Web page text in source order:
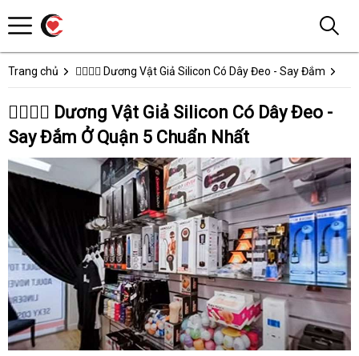
Trang chủ 👩‍❤️‍💋‍👨 Dương Vật Giả Silicon Có Dây Đeo - Say Đắm
👩‍❤️‍💋‍👨 Dương Vật Giả Silicon Có Dây Đeo -
Say Đắm Ở Quận 5 Chuẩn Nhất